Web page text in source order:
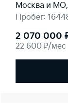
Москва и
Пробег:
2 070 000
22 600 ₽/мес